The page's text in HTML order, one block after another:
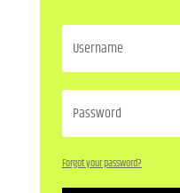
Forgot your password?